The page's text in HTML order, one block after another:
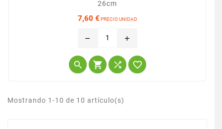
26cm
7,60 € PRECIO UNIDAD
remove add
   
Mostrando 1-10 de 10 artículo(s)